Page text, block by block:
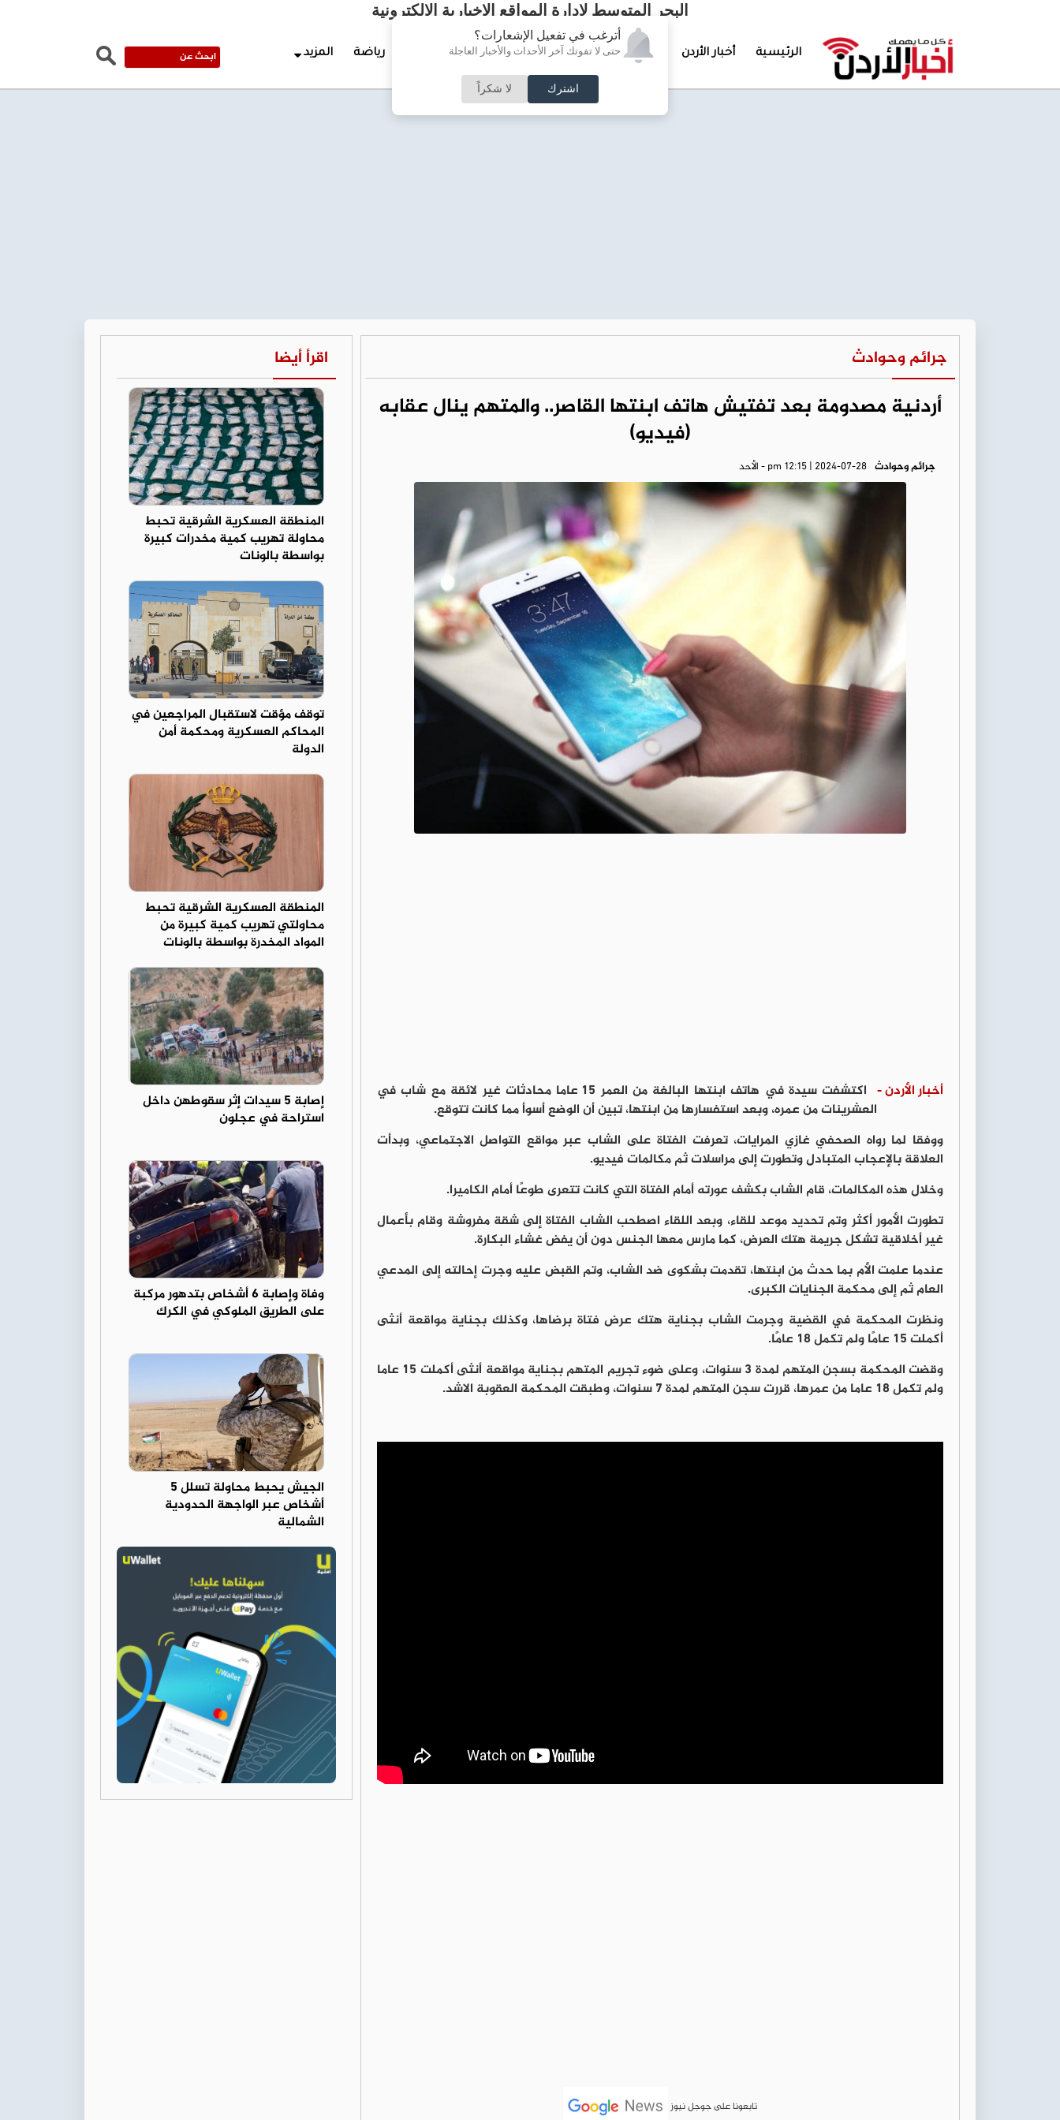
أترغب في تفعيل الإشعارات؟
حتى لا تفوتك آخر الأحداث والأخبار العاجلة
اشترك لا شكراً
البحر المتوسط لإدارة المواقع الإخبارية الالكترونية
الرئيسية أخبار الأردن تغطيات خاصة لقاء الأسبوع جرائم وحوادث رياضة المزيد
جرائم وحوادث
أردنية مصدومة بعد تفتيش هاتف ابنتها القاصر.. والمتهم ينال عقابه
(فيديو)
جرائم وحوادث pm 12:15 | 2024-07-28 - الأحد
أخبار الأردن -
اكتشفت سيدة في هاتف ابنتها البالغة من العمر 15 عاما محادثات غير لائقة مع شاب في
العشرينات من عمره، وبعد استفسارها من ابنتها، تبين أن الوضع أسوأ مما كانت تتوقع.
ووفقا لما رواه الصحفي غازي المرايات، تعرفت الفتاة على الشاب عبر مواقع التواصل الاجتماعي، وبدأت
العلاقة بالإعجاب المتبادل وتطورت إلى مراسلات ثم مكالمات فيديو.
وخلال هذه المكالمات، قام الشاب بكشف عورته أمام الفتاة التي كانت تتعرى طوعًا أمام الكاميرا.
تطورت الأمور أكثر وتم تحديد موعد للقاء، وبعد اللقاء اصطحب الشاب الفتاة إلى شقة مفروشة وقام بأعمال
غير أخلاقية تشكل جريمة هتك العرض، كما مارس معها الجنس دون أن يفض غشاء البكارة.
عندما علمت الأم بما حدث من ابنتها، تقدمت بشكوى ضد الشاب، وتم القبض عليه وجرت إحالته إلى المدعي
العام ثم إلى محكمة الجنايات الكبرى.
ونظرت المحكمة في القضية وجرمت الشاب بجناية هتك عرض فتاة برضاها، وكذلك بجناية مواقعة أنثى
أكملت 15 عامًا ولم تكمل 18 عامًا.
وقضت المحكمة بسجن المتهم لمدة 3 سنوات، وعلى ضوء تجريم المتهم بجناية مواقعة أنثى أكملت 15 عاما
ولم تكمل 18 عاما من عمرها، قررت سجن المتهم لمدة 7 سنوات، وطبقت المحكمة العقوبة الاشد.
تابعونا على جوجل نيوز
اقرأ أيضا
المنطقة العسكرية الشرقية تحبط
محاولة تهريب كمية مخدرات كبيرة
بواسطة بالونات
توقف مؤقت لاستقبال المراجعين في
المحاكم العسكرية ومحكمة أمن
الدولة
المنطقة العسكرية الشرقية تحبط
محاولتي تهريب كمية كبيرة من
المواد المخدرة بواسطة بالونات
إصابة 5 سيدات إثر سقوطهن داخل
استراحة في عجلون
وفاة وإصابة 6 أشخاص بتدهور مركبة
على الطريق الملوكي في الكرك
الجيش يحبط محاولة تسلل 5
أشخاص عبر الواجهة الحدودية
الشمالية